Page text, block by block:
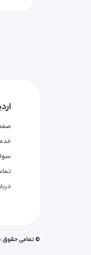
© تمامی حقوق